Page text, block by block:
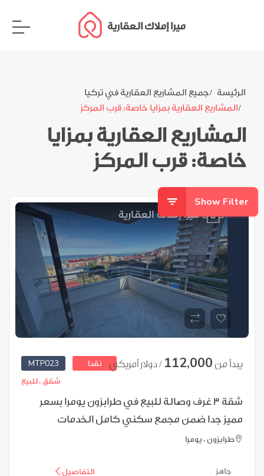
ميرا إملاك العقارية
الرئيسة
جميع المشاريع العقارية في تركيا
المشاريع العقارية بمزايا خاصة: قرب المركز
المشاريع العقارية بمزايا
خاصة: قرب المركز
Show Filter
MTP023 نقدا يبدأ من 112,000 / دولار أمريكي
شقق ،للبيع
شقة 3 غرف وصالة للبيع في طرابزون يومرا بسعر
مميز جدا ضمن مجمع سكني كامل الخدمات
طرابزون ، يومرا
التفاصيل